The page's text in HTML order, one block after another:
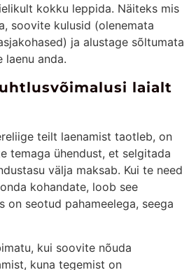
kokku leppida. Näiteks mis
soovite kulusid (olenemata
ja alustage sõltumata
laenu anda.
laialt
teilt laenamist taotleb, on
temaga ühendust, et selgitada
välja maksab. Kui te need
kohandate, loob see
on seotud pahameelega, seega
kui soovite nõuda
kuna tegemist on